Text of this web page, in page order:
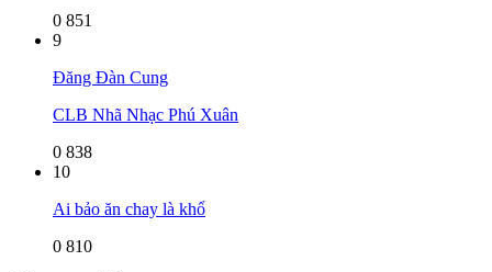
0 851
9
Đăng Đàn Cung
CLB Nhã Nhạc Phú Xuân
0 838
10
Ai bảo ăn chay là khổ
0 810